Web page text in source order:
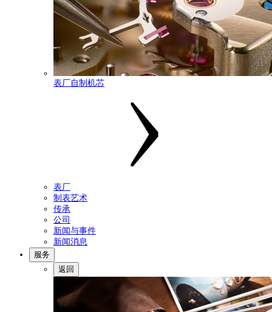
表厂自制机芯
表厂
制表艺术
传承
公司
新闻与事件
新闻消息
服务
返回